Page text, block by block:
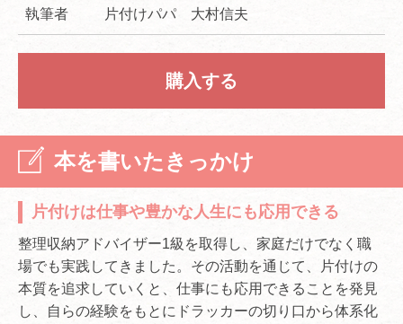
執筆者 片付けパパ 大村信夫
購入する
本を書いたきっかけ
片付けは仕事や豊かな人生にも応用できる
整理収納アドバイザー1級を取得し、家庭だけでなく職
場でも実践してきました。その活動を通じて、片付けの
本質を追求していくと、仕事にも応用できることを発見
し、自らの経験をもとにドラッカーの切り口から体系化